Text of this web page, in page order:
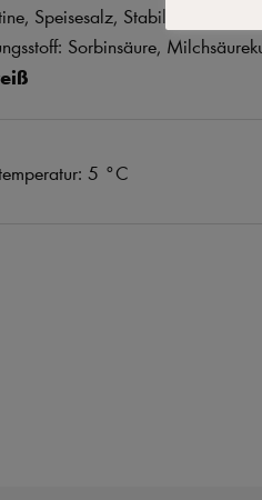
Speisesalz, Stabilisator:
Sorbinsäure,
5 °C